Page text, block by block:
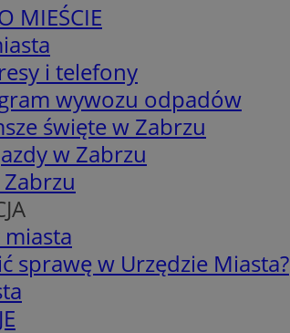
MIEŚCIE
i telefony
wywozu odpadów
święte w Zabrzu
w Zabrzu
sprawę w Urzędzie Miasta?